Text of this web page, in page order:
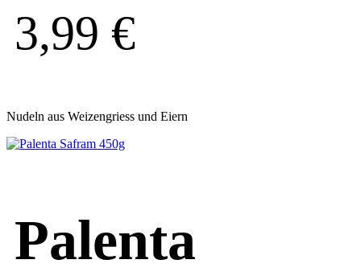
3,99 €
Nudeln aus Weizengriess und Eiern
Palenta